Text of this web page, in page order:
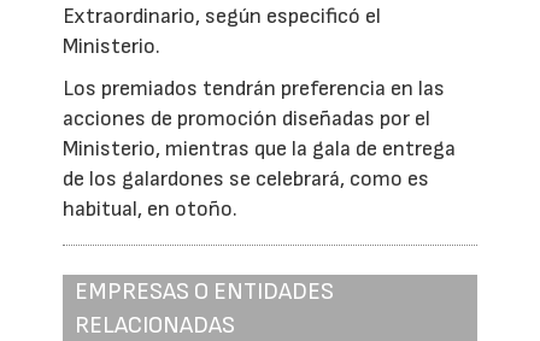
Extraordinario, según especificó el
Ministerio.
Los premiados tendrán preferencia en las
acciones de promoción diseñadas por el
Ministerio, mientras que la gala de entrega
de los galardones se celebrará, como es
habitual, en otoño.
EMPRESAS O ENTIDADES
RELACIONADAS